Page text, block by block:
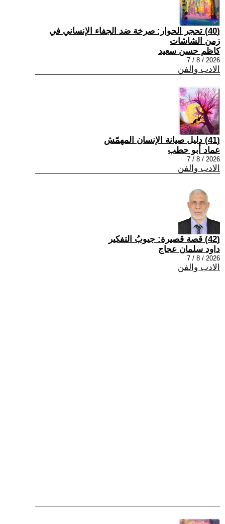
(40) تحجر الحوار: صرخة ضد الجفاء الإنساني في
زمن الشاشات
كاظم حسن سعيد
2026 / 8 / 7
الادب والفن
(41) دليل صيانة الإنسان المهمّش
عماد أبو حطب
2026 / 8 / 7
الادب والفن
(42) قصة قصيرة: جيوبُ التفكير
داود سلمان عجاج
2026 / 8 / 7
الادب والفن